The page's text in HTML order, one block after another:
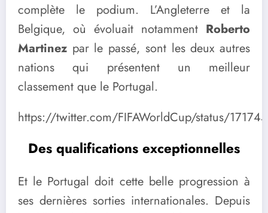
complète le podium. L’Angleterre et la
Belgique, où évoluait notamment Roberto
Martinez par le passé, sont les deux autres
nations qui présentent un meilleur
classement que le Portugal.
https://twitter.com/FIFAWorldCup/status/
Des qualifications exceptionnelles
Et le Portugal doit cette belle progression à
ses dernières sorties internationales. Depuis